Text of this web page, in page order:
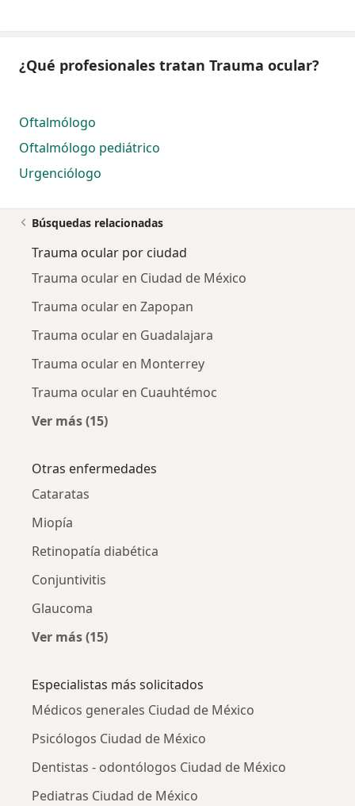
¿Qué profesionales tratan Trauma ocular?
Oftalmólogo
Oftalmólogo pediátrico
Urgenciólogo
Búsquedas relacionadas
Trauma ocular por ciudad
Trauma ocular en Ciudad de México
Trauma ocular en Zapopan
Trauma ocular en Guadalajara
Trauma ocular en Monterrey
Trauma ocular en Cuauhtémoc
Ver más (15)
Otras enfermedades
Cataratas
Miopía
Retinopatía diabética
Conjuntivitis
Glaucoma
Ver más (15)
Especialistas más solicitados
Médicos generales Ciudad de México
Psicólogos Ciudad de México
Dentistas - odontólogos Ciudad de México
Pediatras Ciudad de México